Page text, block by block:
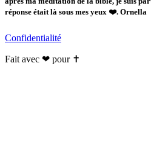
réponse était là sous mes yeux ❤️. Ornella
Confidentialité
Fait avec ❤ pour ✝️️